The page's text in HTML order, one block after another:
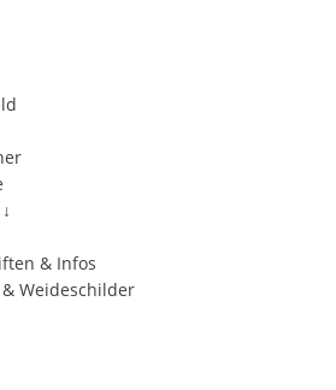
↓
& Infos
Weideschilder